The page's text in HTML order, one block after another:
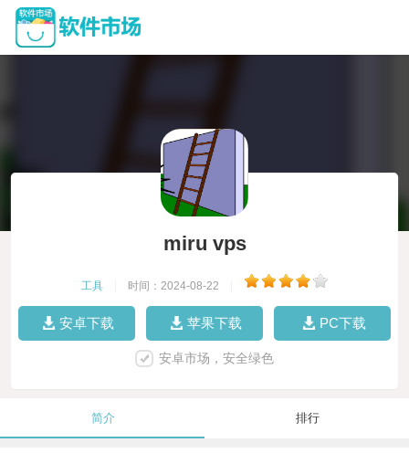
miru vps
工具 时间：2024-08-22
安卓下载 苹果下载 PC下载
安卓市场，安全绿色
简介 排行